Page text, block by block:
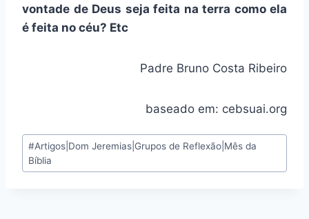
vontade de Deus seja feita na terra como ela
é feita no céu? Etc
Padre Bruno Costa Ribeiro
baseado em: cebsuai.org
Tags
do
Post:
#Artigos|Dom Jeremias|Grupos de Reflexão|Mês da
Bíblia